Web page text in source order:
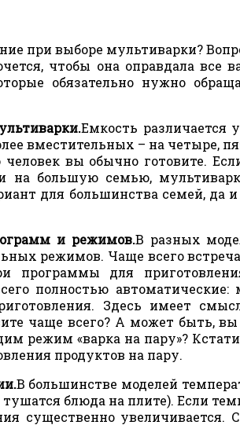
при выборе мультиварки?
чтобы она оправдала все
обязательно нужно
Емкость различается
вместительных – на четыре,
человек вы обычно готовите.
на большую семью,
для большинства семей, да
и режимов.В разных
режимов. Чаще всего
программы для
полностью автоматические:
Здесь имеет
чаще всего? А может быть, вы
режим «варка на пару»?
продуктов на пару.
В большинстве моделей
тушатся блюда на плите). Если
существенно